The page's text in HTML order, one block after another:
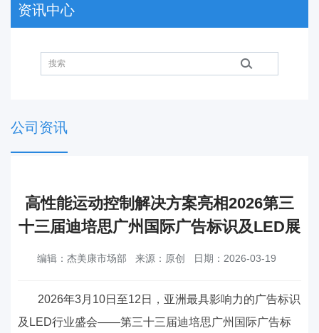
资讯中心
公司资讯
高性能运动控制解决方案亮相2026第三
十三届迪培思广州国际广告标识及LED展
编辑：杰美康市场部 来源：原创 日期：2026-03-19
2026年3月 10日至12 日，亚洲最具影响力的广告标识
及 LED行业盛会——第三十三届迪培思广州国际广告标